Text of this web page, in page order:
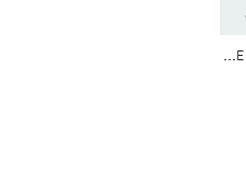
ح
ذاء للأطفال SUPERSTAR LED LIGHTS COMFORT CLOSURE ELASTIC LACE